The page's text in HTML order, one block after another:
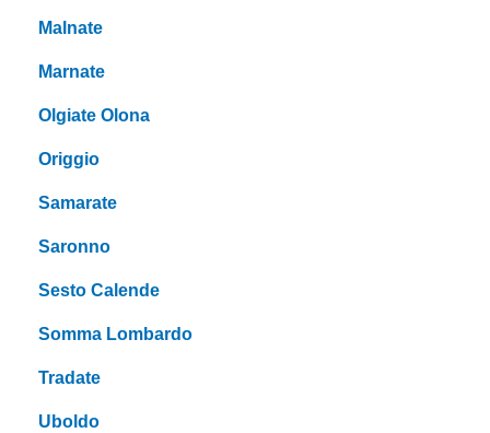
Malnate
Marnate
Olgiate Olona
Origgio
Samarate
Saronno
Sesto Calende
Somma Lombardo
Tradate
Uboldo